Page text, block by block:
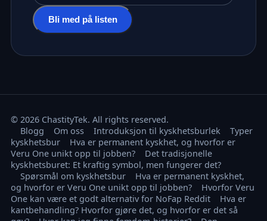
E-postadresse
Bli med på listen
© 2026 ChastityTek. All rights reserved.
Blogg
Om oss Introduksjon til kyskhetsburlek
Typer
kyskhetsbur
Hva er permanent kyskhet, og hvorfor er
Veru One unikt opp til jobben?
Det tradisjonelle
kyskhetsburet: Et kraftig symbol, men fungerer det?
Spørsmål om kyskhetsbur
Hva er permanent kyskhet,
og hvorfor er Veru One unikt opp til jobben?
Hvorfor Veru
One kan være et godt alternativ for NoFap Reddit
Hva er
kantbehandling? Hvorfor gjøre det, og hvorfor er det så